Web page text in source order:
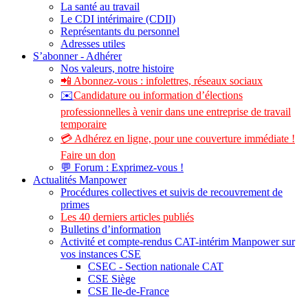
La santé au travail
Le CDI intérimaire (CDII)
Représentants du personnel
Adresses utiles
S’abonner - Adhérer
Nos valeurs, notre histoire
📲 Abonnez-vous : infolettres, réseaux sociaux
✉️Candidature ou information d’élections
professionnelles à venir dans une entreprise de travail
temporaire
💳 Adhérez en ligne, pour une couverture immédiate !
Faire un don
💬 Forum : Exprimez-vous !
Actualités Manpower
Procédures collectives et suivis de recouvrement de
primes
Les 40 derniers articles publiés
Bulletins d’information
Activité et compte-rendus CAT-intérim Manpower sur
vos instances CSE
CSEC - Section nationale CAT
CSE Siège
CSE Ile-de-France